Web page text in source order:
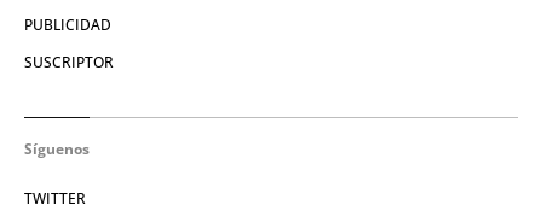
PUBLICIDAD
SUSCRIPTOR
Síguenos
TWITTER